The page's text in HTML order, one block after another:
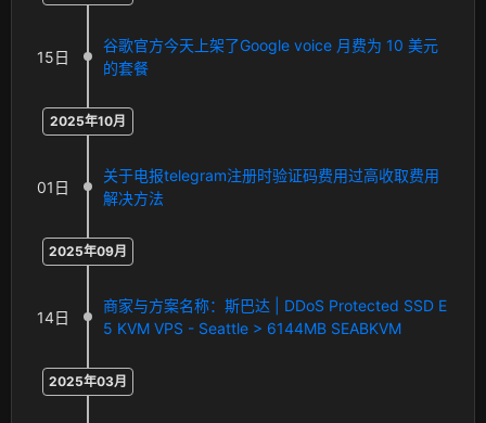
15日
谷歌官方今天上架了Google voice 月费为 10 美元
的套餐
2025年10月
01日
关于电报telegram注册时验证码费用过高收取费用
解决方法
2025年09月
14日
商家与方案名称：斯巴达 | DDoS Protected SSD E
5 KVM VPS - Seattle > 6144MB SEABKVM
2025年03月